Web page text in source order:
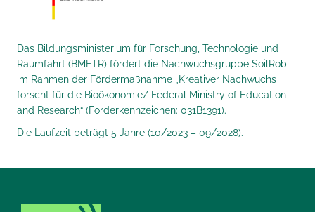
Das Bildungsministerium für Forschung, Technologie und
Raumfahrt (BMFTR) fördert die Nachwuchsgruppe SoilRob
im Rahmen der Fördermaßnahme „Kreativer Nachwuchs
forscht für die Bioökonomie/ Federal Ministry of Education
and Research“ (Förderkennzeichen: 031B1391).
Die Laufzeit beträgt 5 Jahre (10/2023 – 09/2028).